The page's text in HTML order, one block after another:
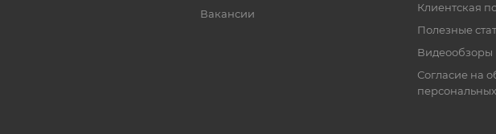
Вакансии
Клиентская
Полезные
Видеообзоры
Согласие на